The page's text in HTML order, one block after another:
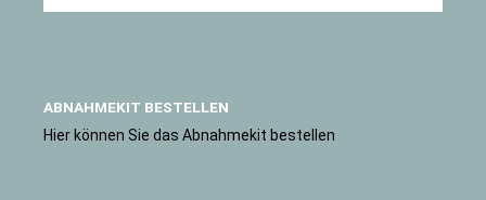
ABNAHMEKIT BESTELLEN
Hier können Sie das Abnahmekit bestellen